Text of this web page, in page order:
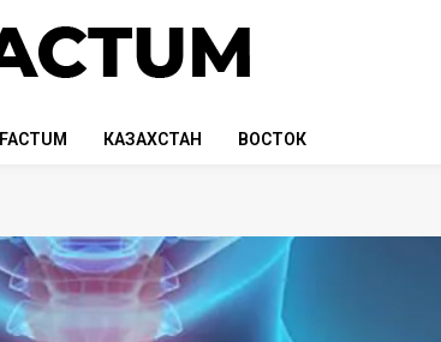
FACTUM КАЗАХСТАН ВОСТОК